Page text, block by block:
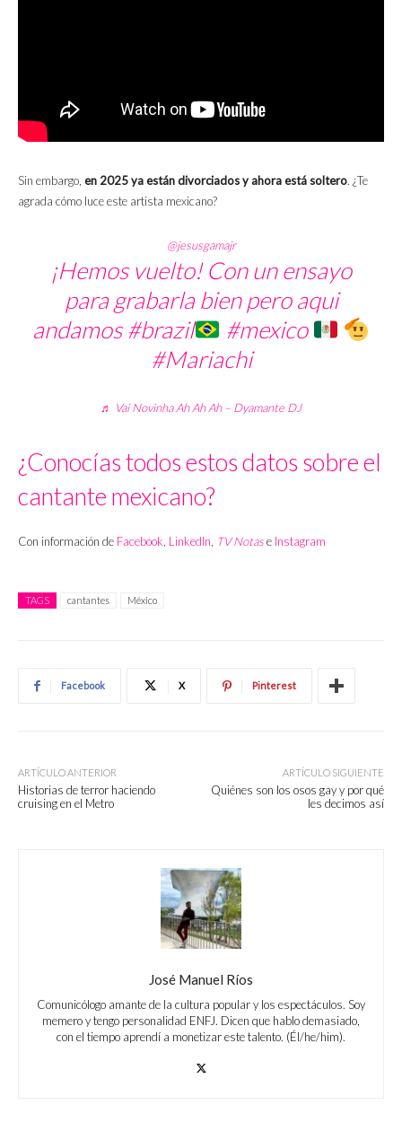
Sin embargo, en 2025 ya están divorciados y ahora está soltero. ¿Te
agrada cómo luce este artista mexicano?
@jesusgamajr
¡Hemos vuelto! Con un ensayo
para grabarla bien pero aqui
andamos#brazil
#mexico
#Mariachi
♬ Vai Novinha Ah Ah Ah – Dyamante DJ
¿Conocías todos estos datos sobre el
cantante mexicano?
Con información de Facebook, LinkedIn, TV Notase Instagram
TAGS cantantes México
Facebook X Pinterest
ARTÍCULO ANTERIOR
Historias de terror haciendo
cruising en el Metro
ARTÍCULO SIGUIENTE
Quiénes son los osos gay y por qué
les decimos así
José Manuel Ríos
Comunicólogo amante de la cultura popular y los espectáculos. Soy
memero y tengo personalidad ENFJ. Dicen que hablo demasiado,
con el tiempo aprendí a monetizar este talento. (Él/he/him).